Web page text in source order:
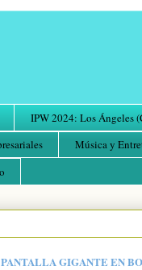
IPW 2024: Los Ángeles
Música y
GIGANTE EN